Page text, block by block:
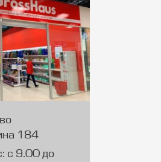
184
с 9.00 до